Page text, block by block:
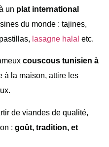
un plat international
du monde : tajines,
lasagne halal etc.
couscous tunisien à
à la maison, attire les
de viandes de qualité,
: goût, tradition, et